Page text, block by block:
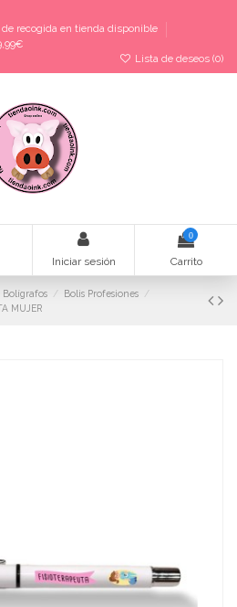
de recogida en tienda disponible
Lista de deseos (0)
Iniciar sesión
0
Carrito
Bolígrafos
Bolis Profesiones
MUJER